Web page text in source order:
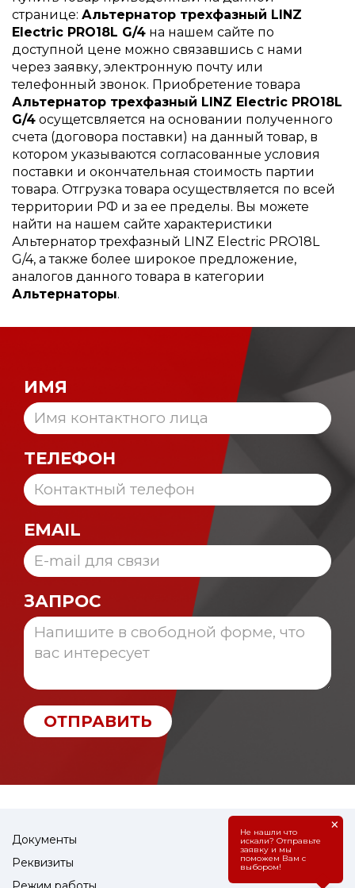
странице: Альтернатор трехфазный LINZ
Electric PRO18L G/4 на нашем сайте по
доступной цене можно связавшись с нами
через заявку, электронную почту или
телефонный звонок. Приобретение товара
Альтернатор трехфазный LINZ Electric PRO18L
G/4 осущетсвляется на основании полученного
счета (договора поставки) на данный товар, в
котором указываются согласованные условия
поставки и окончательная стоимость партии
товара. Отгрузка товара осуществляется по всей
территории РФ и за ее пределы. Вы можете
найти на нашем сайте характеристики
Альтернатор трехфазный LINZ Electric PRO18L
G/4, а также более широкое предложение,
аналогов данного товара в категории
Альтернаторы.
ИМЯ
ТЕЛЕФОН
EMAIL
ЗАПРОС
ОТПРАВИТЬ
Документы
Реквизиты
Не нашли что
искали? Отправьте
заявку и мы
поможем Вам с
выбором!
×